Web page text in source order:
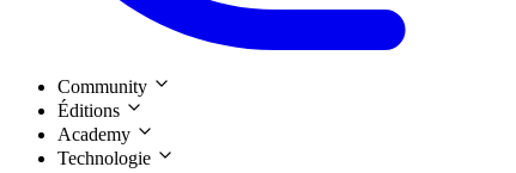
Community
Éditions
Academy
Technologie